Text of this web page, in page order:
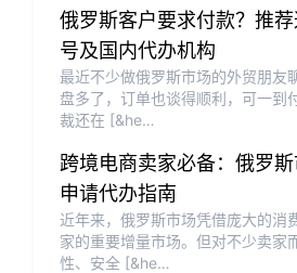
荐！
刘总
泰国BOI申请+建厂规划
Olivia Wang
香港公司注册和审计服务
俄罗斯客户要求付款？推
号及国内代办机构
最近不少做俄罗斯市场的外贸朋友
盘多了，订单也谈得顺利，可一到
裁还在 [&he…
跨境电商卖家必备：俄罗
申请代办指南
近年来，俄罗斯市场凭借庞大的消
家的重要增量市场。但对不少卖家
性、安全 [&he…